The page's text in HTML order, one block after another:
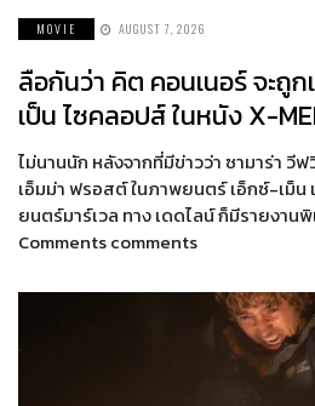
MOVIE AUGUST 7, 2026
ลือกันว่า คิต คอนเนอร์ จะถู
เป็น ไซคลอปส์ ในหนัง X-
ไม่นานนัก หลังจากที่มีข่าวว่า ซามาร่า วี
เอ็มม่า ฟรอสต์ ในภาพยนตร์ เอ็กซ์-เม็น
ยนตร์มาร์เวล ทาง เดดไลน์ ก็มีรายงา
Comments comments